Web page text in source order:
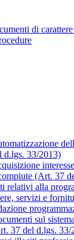
di
d.lgs. 33/2013)
(Art. 37
relativi alla
servizi e
sul
37 del d.lgs. 33/